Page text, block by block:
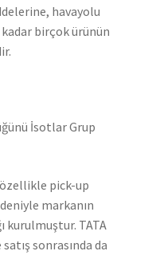
havayolu
kadar birçok ürünün
İsotlar Grup
özellikle pick-up
markanın
kurulmuştur. TATA
sonrasında da